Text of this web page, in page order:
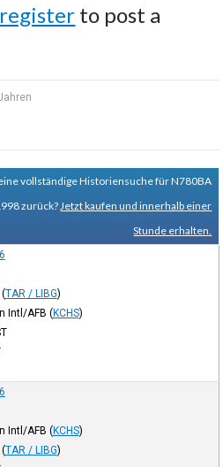
register to post a
vollständige Historiensuche für N780BA
zurück? Jetzt kaufen und innerhalb einer
Stunde erhalten.
(TAR / LIBG)
Intl/AFB (KCHS)
Intl/AFB (KCHS)
(TAR / LIBG)